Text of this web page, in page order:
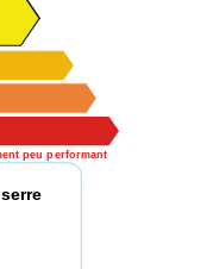
peu performant